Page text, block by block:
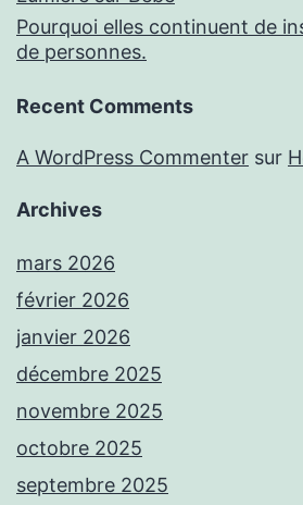
Pourquoi elles continuent de
de personnes.
Recent Comments
A WordPress Commenter sur
Archives
mars 2026
février 2026
janvier 2026
décembre 2025
novembre 2025
octobre 2025
septembre 2025